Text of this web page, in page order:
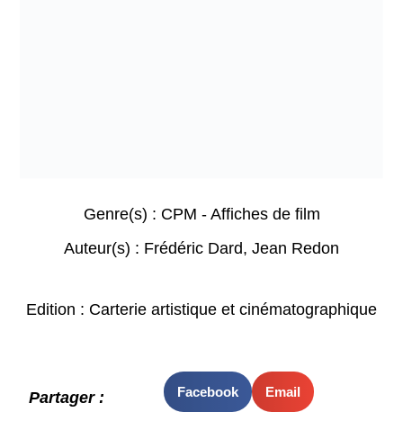
Genre(s) : CPM - Affiches de film
Auteur(s) : Frédéric Dard, Jean Redon
Edition : Carterie artistique et cinématographique
Partager : Facebook Email